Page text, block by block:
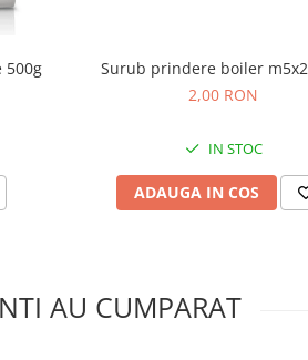
500g
Surub prindere boiler
2,00 RON
IN STOC
ADAUGA IN COS
AU CUMPARAT